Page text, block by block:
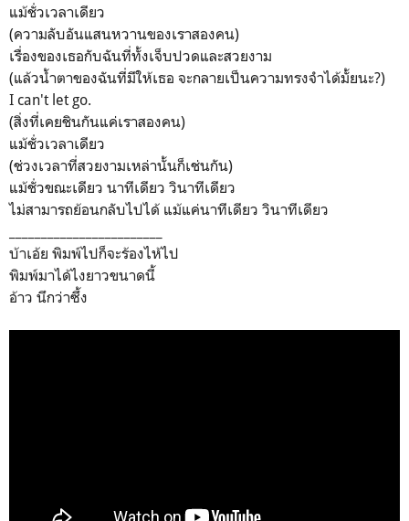
แม้ชั่วเวลาเดียว
(ความลับอันแสนหวานของเราสองคน)
เรื่องของเธอกับฉันที่ทั้งเจ็บปวดและสวยงาม
(แล้วน้ำตาของฉันที่มีให้เธอ จะกลายเป็นความทรงจำได้มั้ยนะ?)
I can't let go.
(สิ่งที่เคยชินกันแค่เราสองคน)
แม้ชั่วเวลาเดียว
(ช่วงเวลาที่สวยงามเหล่านั้นก็เช่นกัน)
แม้ชั่วขณะเดียว นาทีเดียว วินาทีเดียว
ไม่สามารถย้อนกลับไปได้ แม้แค่นาทีเดียว วินาทีเดียว
บ้าเอ้ย พิมพ์ไปก็จะร้องไห้ไป
พิมพ์มาได้ไงยาวขนาดนี้
อ้าว นึกว่าซึ้ง